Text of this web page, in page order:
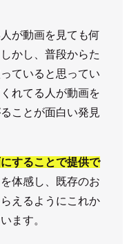
が動画を見ても何
かし、普段からた
ていると思ってい
れてる人が動画を
ことが面白い発見
することで提供で
体感し、既存のお
えるようにこれか
ます。